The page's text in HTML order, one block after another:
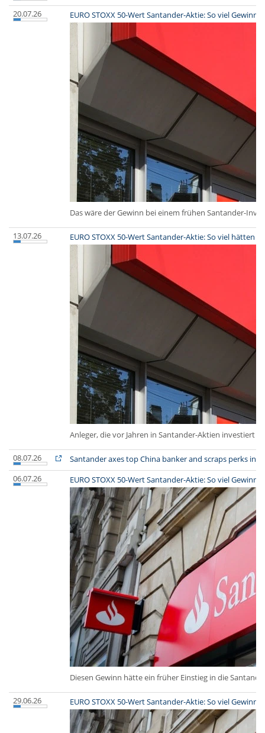
20.07.26
EURO STOXX 50-Wert Santander-Aktie: So viel
Das wäre der Gewinn bei einem frühen Santander-
13.07.26 EURO STOXX 50-Wert Santander-Aktie: So viel
Anleger, die vor Jahren in Santander-Aktien investiert
08.07.26
Santander axes top China banker and scraps perks in
06.07.26
EURO STOXX 50-Wert Santander-Aktie: So viel
Diesen Gewinn hätte ein früher Einstieg in die
29.06.26 EURO STOXX 50-Wert Santander-Aktie: So viel